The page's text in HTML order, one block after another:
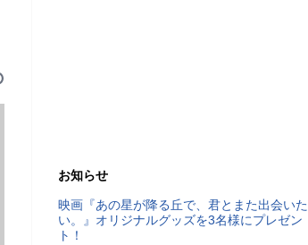
お知らせ
映画『あの星が降る丘で、君とまた出会いた
い。』オリジナルグッズを3名様にプレゼン
ト！